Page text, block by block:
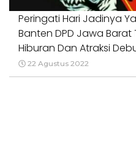
Peringati Hari Jadinya
Banten DPD Jawa
Hiburan Dan Atraksi
22 Agustus 2022